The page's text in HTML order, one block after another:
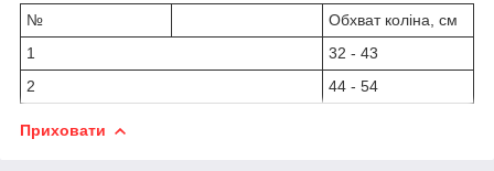
№
Обхват коліна, см
1
32 - 43
2
44 - 54
Приховати